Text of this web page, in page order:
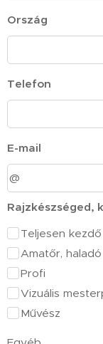
Ország
Telefon
E-mail
Rajzkészséged,
Teljesen kezdő
Amatőr, haladó
Profi
Vizuális
Művész